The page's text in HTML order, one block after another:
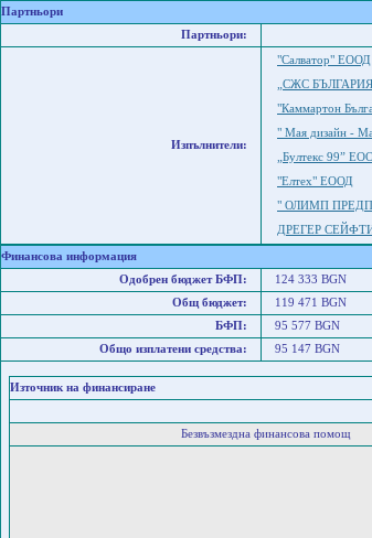
Партньори
Партньори:
Изпълнители:
"Салватор" ЕООД
„СЖС
"Каммартон
" Мая дизайн -
„Бултекс 99”
"Елтех" ЕООД
" ОЛИМП
ДРЕГЕР
Финансова информация
Одобрен бюджет БФП:
124 333 BGN
Общ бюджет:
119 471 BGN
БФП:
95 577 BGN
Общо изплатени средства:
95 147 BGN
Източник на финансиране
Безвъзмездна финансова помощ